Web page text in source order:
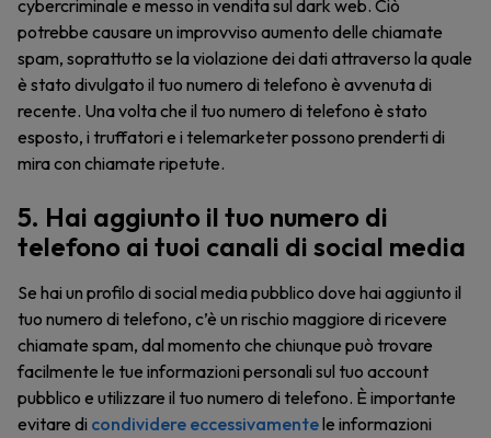
cybercriminale e messo in vendita sul dark web. Ciò
potrebbe causare un improvviso aumento delle chiamate
spam, soprattutto se la violazione dei dati attraverso la quale
è stato divulgato il tuo numero di telefono è avvenuta di
recente. Una volta che il tuo numero di telefono è stato
esposto, i truffatori e i telemarketer possono prenderti di
mira con chiamate ripetute.
5. Hai aggiunto il tuo numero di
telefono ai tuoi canali di social media
Se hai un profilo di social media pubblico dove hai aggiunto il
tuo numero di telefono, c’è un rischio maggiore di ricevere
chiamate spam, dal momento che chiunque può trovare
facilmente le tue informazioni personali sul tuo account
pubblico e utilizzare il tuo numero di telefono. È importante
evitare di condividere eccessivamentele informazioni